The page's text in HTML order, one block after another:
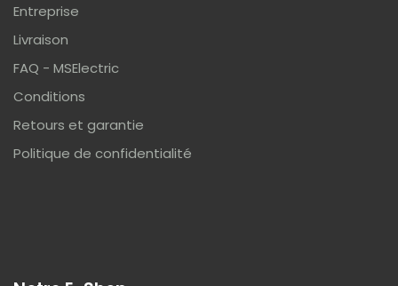
Entreprise
Livraison
FAQ - MSElectric
Conditions
Retours et garantie
Politique de confidentialité